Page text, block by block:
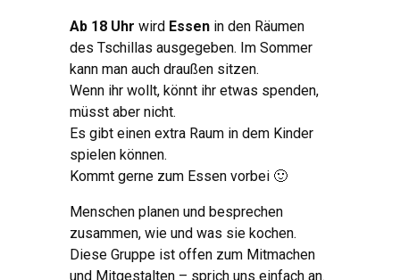
Ab 18 Uhr wird Essen in den Räumen
des Tschillas ausgegeben. Im Sommer
kann man auch draußen sitzen.
Wenn ihr wollt, könnt ihr etwas spenden,
müsst aber nicht.
Es gibt einen extra Raum in dem Kinder
spielen können.
Kommt gerne zum Essen vorbei 🙂
Menschen planen und besprechen
zusammen, wie und was sie kochen.
Diese Gruppe ist offen zum Mitmachen
und Mitgestalten – sprich uns einfach an.